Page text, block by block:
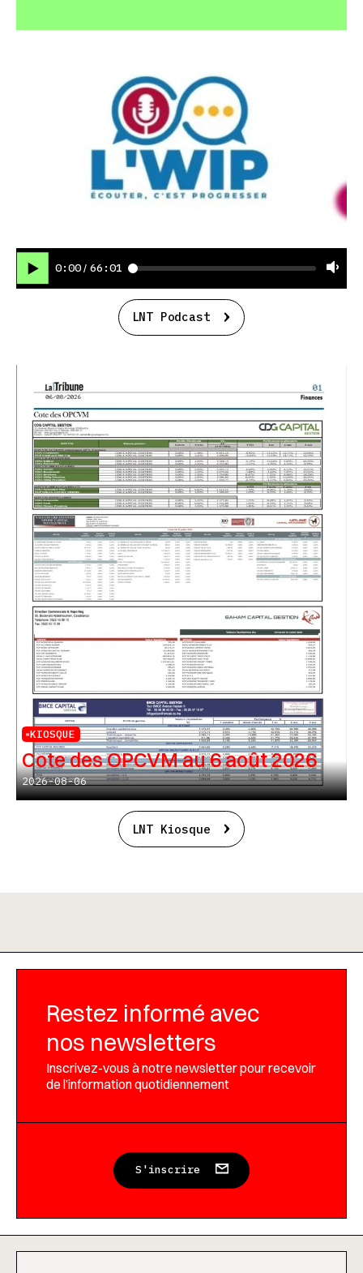
0:00 / 66:01
LNT Podcast
KIOSQUE
Cote des OPCVM au 6 août 2026
2026-08-06
LNT Kiosque
Restez informé avec
nos newsletters
Inscrivez-vous à notre newsletter pour recevoir
de l’information quotidiennement
S'inscrire